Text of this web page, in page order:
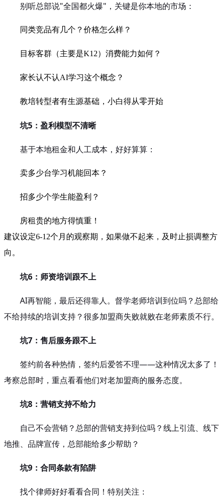
别听总部说"全国都火爆"，关键是你本地的市场：
同类竞品有几个？价格怎么样？
目标客群（主要是K12）消费能力如何？
家长认不认AI学习这个概念？
教培转型者有生源基础，小白得从零开始
坑5：盈利模型不清晰
基于本地租金和人工成本，好好算算：
卖多少台学习机能回本？
招多少个学生能盈利？
房租贵的地方得慎重！
建议设定6-12个月的观察期，如果做不起来，及时止损调整方
向。
坑6：师资培训跟不上
AI再智能，最后还得靠人。督学老师培训到位吗？总部给
不给持续的培训支持？很多加盟商失败就败在老师素质不行。
坑7：售后服务跟不上
签约前各种热情，签约后爱答不理——这种情况太多了！
考察总部时，重点看看他们对老加盟商的服务态度。
坑8：营销支持不给力
自己不会营销？总部的营销支持到位吗？线上引流、线下
地推、品牌宣传，总部能给多少帮助？
坑9：合同条款有陷阱
找个律师好好看看合同！特别关注：